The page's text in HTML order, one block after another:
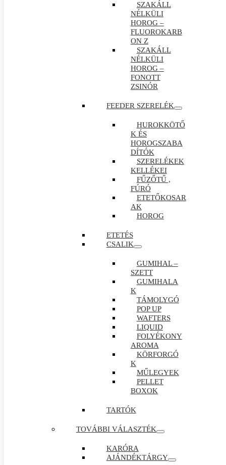
SZAKÁLL
NÉLKÜLI
HOROG –
FLUOROKARB
ON Z
SZAKÁLL
NÉLKÜLI
HOROG –
FONOTT
ZSINÓR
FEEDER SZERELÉK
HUROKKÖTŐ
K ÉS
HOROGSZABA
DÍTÓK
SZERELÉKEK
KELLÉKEI
FŰZŐTŰ ,
FÚRÓ
ETETŐKOSAR
AK
HOROG
ETETÉS
CSALIK
GUMIHAL –
SZETT
GUMIHALA
K
TÁMOLYGÓ
POP UP
WAFTERS
LIQUID
FOLYÉKONY
AROMA
KÖRFORGÓ
K
MŰLEGYEK
PELLET
BOXOK
TARTÓK
TOVÁBBI VÁLASZTÉK
KARÓRA
AJÁNDÉKTÁRGY